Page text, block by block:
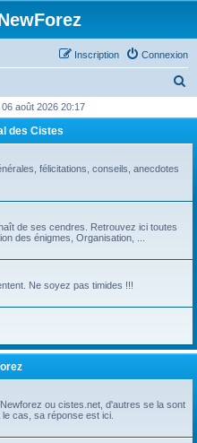
Connexion
Inscription
h
août 2026 20:17
des Cistes
félicitations, conseils, anecdotes
de ses cendres. Retrouvez ici toutes
des énigmes, Organisation, ...
Ne soyez pas timides !!!
ou cistes.net, d'autres se la sont
cas, sa réponse est ici.